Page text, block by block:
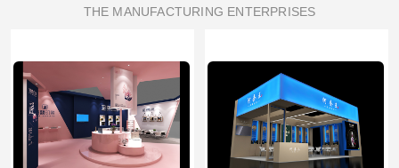
THE MANUFACTURING ENTERPRISES